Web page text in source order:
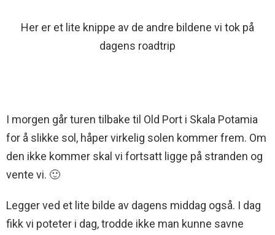
Her er et lite knippe av de andre bildene vi tok på
dagens roadtrip
I morgen går turen tilbake til Old Port i Skala Potamia
for å slikke sol, håper virkelig solen kommer frem. Om
den ikke kommer skal vi fortsatt ligge på stranden og
vente vi. 🙂
Legger ved et lite bilde av dagens middag også. I dag
fikk vi poteter i dag, trodde ikke man kunne savne